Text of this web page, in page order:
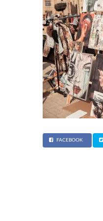
FACEBOOK